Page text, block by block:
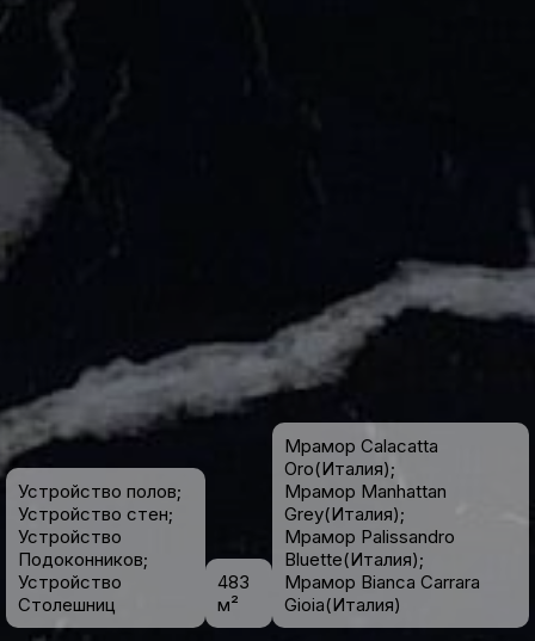
Устройство полов;
Устройство стен;
Устройство
Подоконников;
Устройство
Столешниц
483
м²
Мрамор Calacatta
Oro(Италия);
Мрамор Manhattan
Grey(Италия);
Мрамор Palissandro
Bluette(Италия);
Мрамор Bianca Carrara
Gioia(Италия)